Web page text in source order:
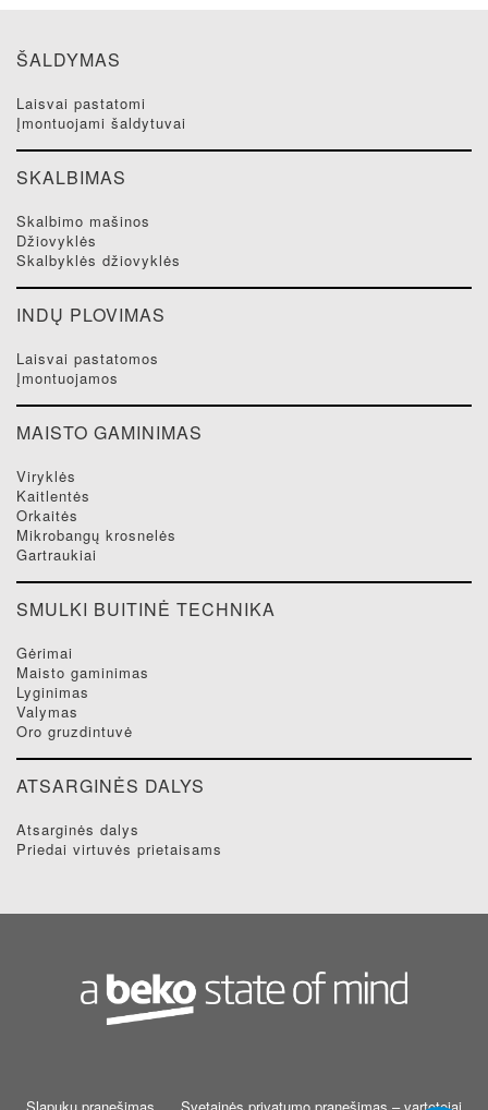
ŠALDYMAS
laisvai pastatomi
įmontuojami šaldytuvai
SKALBIMAS
skalbimo mašinos
džiovyklės
skalbyklės džiovyklės
INDŲ PLOVIMAS
laisvai pastatomos
įmontuojamos
MAISTO GAMINIMAS
viryklės
kaitlentės
orkaitės
mikrobangų krosnelės
gartraukiai
SMULKI BUITINĖ TECHNIKA
gėrimai
maisto gaminimas
lyginimas
valymas
oro gruzdintuvė
ATSARGINĖS DALYS
atsarginės dalys
priedai virtuvės prietaisams